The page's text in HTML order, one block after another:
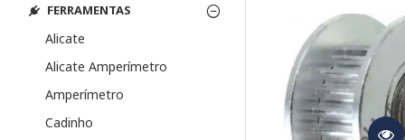
FERRAMENTAS
Alicate
Alicate Amperímetro
Amperímetro
Cadinho
com sua placa
Controladores:
compatibilidade
Sensores:
para sua
Conectores:
compatibilidade.